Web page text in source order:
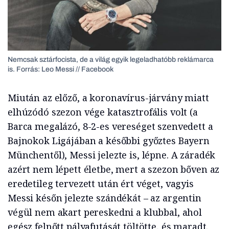
Nemcsak sztárfocista, de a világ egyik legeladhatóbb reklámarca
is. Forrás: Leo Messi // Facebook
Miután az előző, a koronavírus-járvány miatt
elhúzódó szezon vége katasztrofális volt (a
Barca megalázó, 8-2-es vereséget szenvedett a
Bajnokok Ligájában a későbbi győztes Bayern
Münchentől), Messi jelezte is, lépne. A záradék
azért nem lépett életbe, mert a szezon bőven az
eredetileg tervezett után ért véget, vagyis
Messi későn jelezte szándékát – az argentin
végül nem akart pereskedni a klubbal, ahol
egész felnőtt pályafutását töltötte, és maradt.